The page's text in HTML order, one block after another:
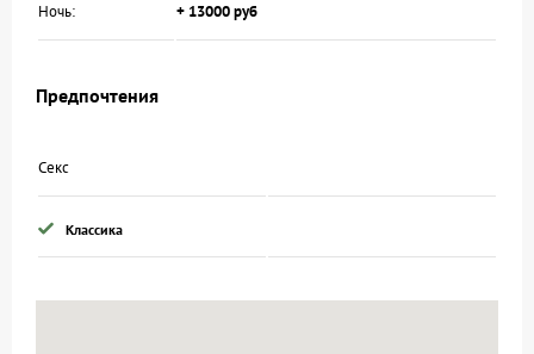
Ночь: + 13000 руб
Предпочтения
Секс
Классика